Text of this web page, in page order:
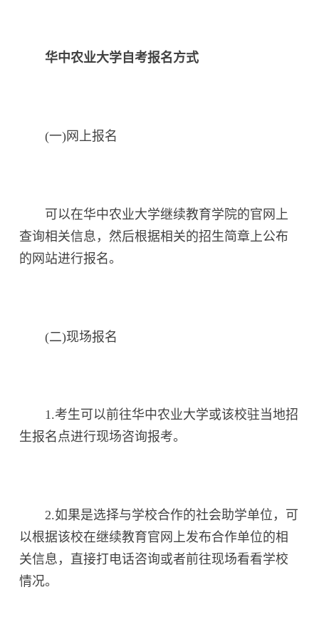
华中农业大学自考报名方式
(一)网上报名
可以在华中农业大学继续教育学院的官网上
查询相关信息，然后根据相关的招生简章上公布
的网站进行报名。
(二)现场报名
1.考生可以前往华中农业大学或该校驻当地招
生报名点进行现场咨询报考。
2.如果是选择与学校合作的社会助学单位，可
以根据该校在继续教育官网上发布合作单位的相
关信息，直接打电话咨询或者前往现场看看学校
情况。